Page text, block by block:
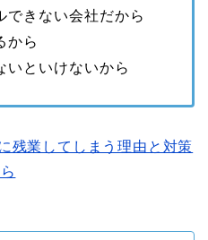
できない会社だから
から
いといけないから
残業してしまう理由と対策